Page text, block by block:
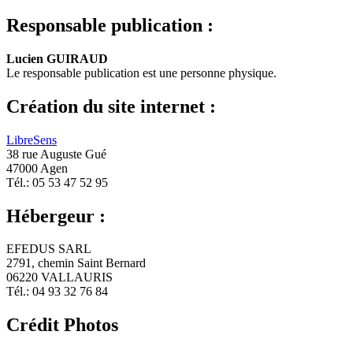
Responsable publication :
Lucien GUIRAUD
Le responsable publication est une personne physique.
Création du site internet :
LibreSens
38 rue Auguste Gué
47000 Agen
Tél.: 05 53 47 52 95
Hébergeur :
EFEDUS SARL
2791, chemin Saint Bernard
06220 VALLAURIS
Tél.: 04 93 32 76 84
Crédit Photos